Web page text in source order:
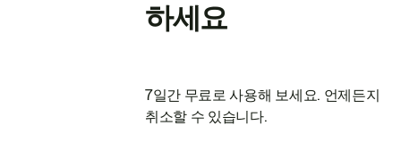
하세요
7일간 무료로 사용해 보세요. 언제든지
취소할 수 있습니다.